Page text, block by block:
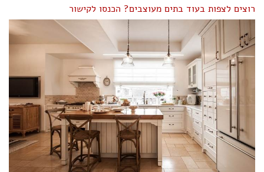
רוצים לצפות בעוד בתים מעוצבים? הכנסו לקישור